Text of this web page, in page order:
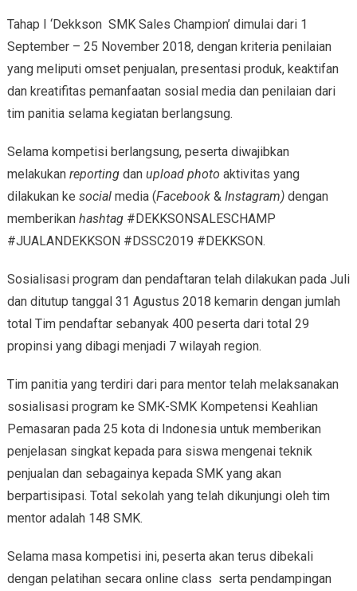
Tahap I ‘Dekkson SMK Sales Champion’ dimulai dari 1
September – 25 November 2018, dengan kriteria penilaian
yang meliputi omset penjualan, presentasi produk, keaktifan
dan kreatifitas pemanfaatan sosial media dan penilaian dari
tim panitia selama kegiatan berlangsung.
Selama kompetisi berlangsung, peserta diwajibkan
melakukan reportingdan upload photo aktivitas yang
dilakukan ke social media (Facebook& Instagram)dengan
memberikan hashtag #DEKKSONSALESCHAMP
#JUALANDEKKSON #DSSC2019 #DEKKSON.
Sosialisasi program dan pendaftaran telah dilakukan pada Juli
dan ditutup tanggal 31 Agustus 2018 kemarin dengan jumlah
total Tim pendaftar sebanyak 400 peserta dari total 29
propinsi yang dibagi menjadi 7 wilayah region.
Tim panitia yang terdiri dari para mentor telah melaksanakan
sosialisasi program ke SMK-SMK Kompetensi Keahlian
Pemasaran pada 25 kota di Indonesia untuk memberikan
penjelasan singkat kepada para siswa mengenai teknik
penjualan dan sebagainya kepada SMK yang akan
berpartisipasi. Total sekolah yang telah dikunjungi oleh tim
mentor adalah 148 SMK.
Selama masa kompetisi ini, peserta akan terus dibekali
dengan pelatihan secara online class serta pendampingan